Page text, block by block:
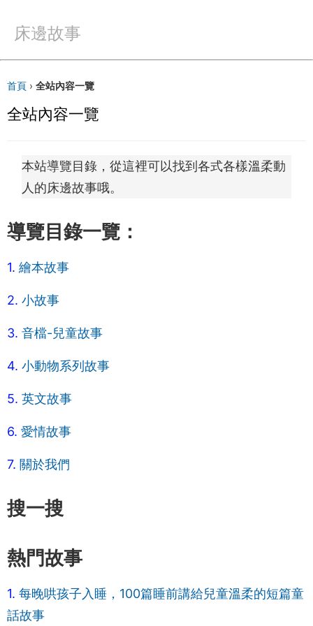
床邊故事
首頁 › 全站內容一覽
全站內容一覽
本站導覽目錄，從這裡可以找到各式各樣溫柔動
人的床邊故事哦。
導覽目錄一覽：
1. 繪本故事
2. 小故事
3. 音檔-兒童故事
4. 小動物系列故事
5. 英文故事
6. 愛情故事
7. 關於我們
搜一搜
熱門故事
1. 每晚哄孩子入睡，100篇睡前講給兒童溫柔的短篇童
話故事